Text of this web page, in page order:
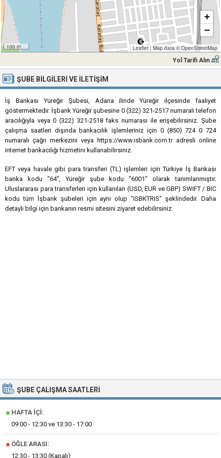
100 m
+
−
Leaflet | Map data ©OpenStreetMap
Yol Tarifi Alın
ŞUBE BILGILERI VE İLETIŞIM
İş Bankası Yüreğir Şubesi, Adana ilinde Yüreğir ilçesinde faaliyet
göstermektedir. İşbank Yüreğir şubesine 0 (322) 321-2517 numaralı telefon
aracılığıyla veya 0 (322) 321-2518 faks numarası ile erişebilirsiniz. Şube
çalışma saatleri dışında bankacılık işlemleriniz için 0 (850) 724 0 724
numaralı çağrı merkezini veya https://www.isbank.com.tr adresli online
internet bankacılığı hizmetini kullanabilirsiniz.
EFT veya havale gibi para transferi (TL) işlemleri için Türkiye İş Bankası
banka kodu "64", Yüreğir şube kodu "6001" olarak tanımlanmıştır.
Uluslararası para transferleri için kullanılan (USD, EUR ve GBP) SWIFT / BIC
kodu tüm İşbank şubeleri için aynı olup "ISBKTRIS" şeklindedir. Daha
detaylı bilgi için bankanın resmi sitesini ziyaret edebilirsiniz.
ŞUBE ÇALIŞMA SAATLERI
■ HAFTA İÇI:
09:00 - 12:30 ve 13:30 - 17:00
■ ÖĞLE ARASI:
12:30 - 13:30 (Kapalı)